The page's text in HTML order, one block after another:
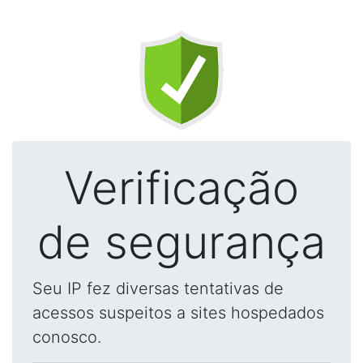
Verificação
de segurança
Seu IP fez diversas tentativas de
acessos suspeitos a sites hospedados
conosco.